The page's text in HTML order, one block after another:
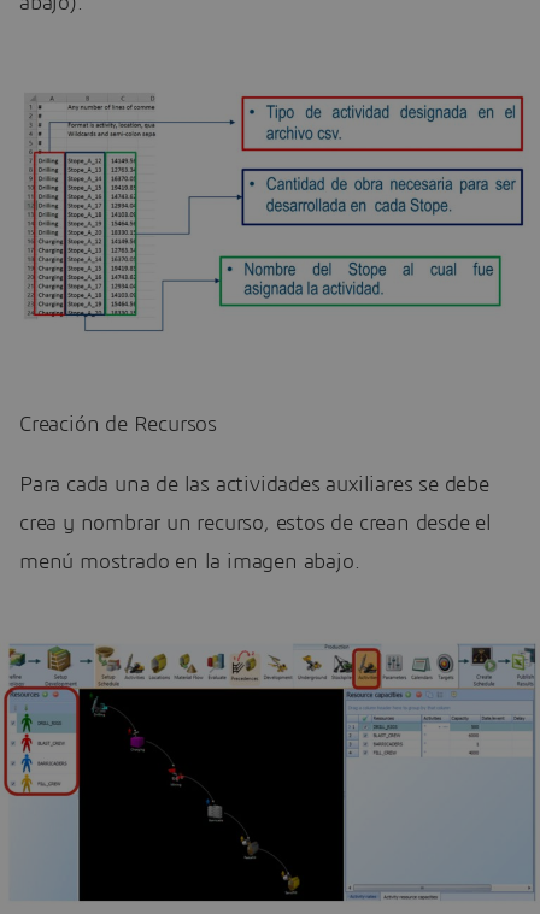
Creación de Recursos
Para cada una de las actividades auxiliares se debe
crea y nombrar un recurso, estos de crean desde el
menú mostrado en la imagen abajo.